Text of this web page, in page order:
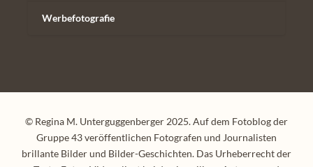
Werbefotografie
© Regina M. Unterguggenberger 2025. Auf dem Fotoblog der
Gruppe 43 veröffentlichen Fotografen und Journalisten
brillante Bilder und Bilder-Geschichten. Das Urheberrecht der